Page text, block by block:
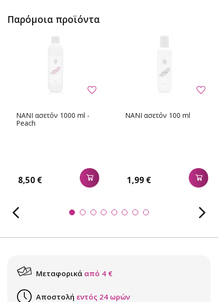
Παρόμοια προϊόντα
NANI ασετόν 1000 ml -
Peach
8,50 €
NANI ασετόν 100 ml
1,99 €
Μεταφορικά από 4 €
Αποστολή εντός 24 ωρών